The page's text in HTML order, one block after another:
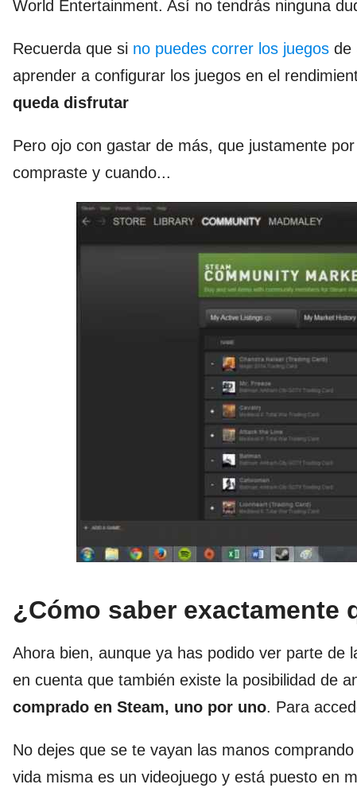
World Entertainment. Así no tendrás ninguna
Recuerda que si no puedes correr los juegos de
aprender a configurar los juegos en el
queda disfrutar
Pero ojo con gastar de más, que justamente
compraste y cuando...
¿Cómo saber exactamente
Ahora bien, aunque ya has podido ver parte de
en cuenta que también existe la posibilidad de
comprado en Steam, uno por uno. Para
No dejes que se te vayan las manos
vida misma es un videojuego y está puesto en